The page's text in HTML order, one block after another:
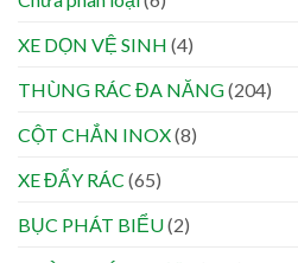
XE DỌN VỆ SINH (4)
THÙNG RÁC ĐA NĂNG(204)
CỘT CHẮN INOX(8)
XE ĐẨY RÁC (65)
BỤC PHÁT BIỂU(2)